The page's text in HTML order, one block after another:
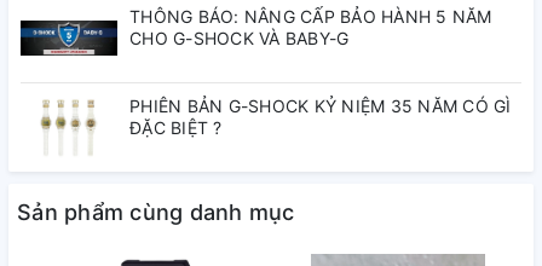
Dây đeo bằng nhựa
Neobrite
Mặt kính khoáng
Chống nước ở độ sâu 200 mét
Đèn LED
(1,5 giây hoặc 3 giây), phát sáng sau
THÔNG BÁO: NÂNG CẤP BẢO HÀNH 5 NĂM
CHO G-SHOCK VÀ BABY-G
PHIÊN BẢN G-SHOCK KỶ NIỆM 35 NĂM CÓ GÌ
ĐẶC BIỆT ?
Sản phẩm cùng danh mục